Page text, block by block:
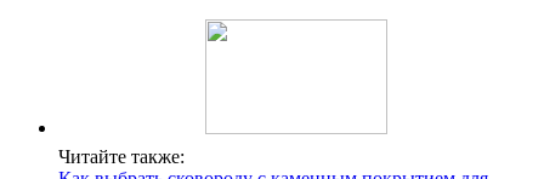
Читайте также: